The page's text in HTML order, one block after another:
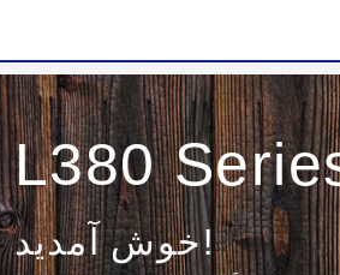
L380
خوش آمدید!